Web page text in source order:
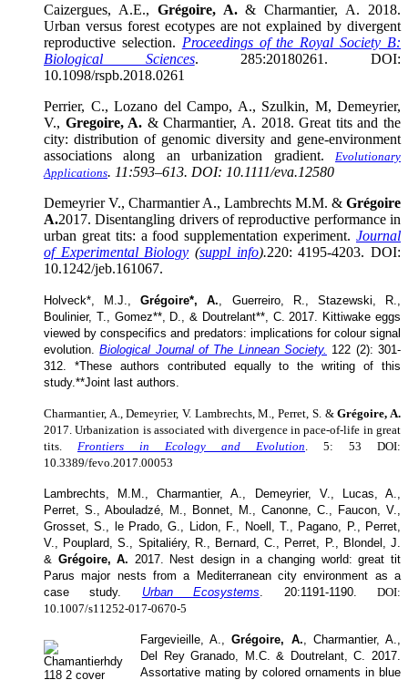
Caizergues, A.E., Grégoire, A.& Charmantier, A. 2018.
Urban versus forest ecotypes are not explained by divergent
reproductive selection. Proceedings of the Royal Society B:
Biological Sciences. 285:20180261. DOI:
10.1098/rspb.2018.0261
Perrier, C., Lozano del Campo, A., Szulkin, M, Demeyrier,
V., Gregoire, A. & Charmantier, A. 2018. Great tits and the
city: distribution of genomic diversity and gene-environment
associations along an urbanization gradient.
Evolutionary
Applications. 11:593–613. DOI: 10.1111/eva.12580
Demeyrier V., Charmantier A., Lambrechts M.M. & Grégoire
A.2017. Disentangling drivers of reproductive performance in
urban great tits: a food supplementation experiment. Journal
of Experimental Biology (suppl info).220: 4195-4203. DOI:
10.1242/jeb.161067.
Holveck*, M.J.,Grégoire*, A. , Guerreiro, R., Stazewski, R.,
Boulinier, T., Gomez**, D., & Doutrelant**, C. 2017. Kittiwake eggs
viewed by conspecifics and predators: implications for colour signal
evolution.Biological Journal of The Linnean Society. 122 (2): 301-
312. *These authors contributed equally to the writing of this
study.**Joint last authors.
Charmantier, A., Demeyrier, V. Lambrechts, M., Perret, S. &Grégoire, A.
2017. Urbanization is associated with divergence in pace-of-life in great
tits. Frontiers in Ecology and Evolution . 5: 53 DOI:
10.3389/fevo.2017.00053
Lambrechts, M.M., Charmantier, A., Demeyrier, V., Lucas, A.,
Perret, S., Abouladzé, M., Bonnet, M., Canonne, C., Faucon, V.,
Grosset, S., le Prado, G., Lidon, F., Noell, T., Pagano, P., Perret,
V., Pouplard, S., Spitaliéry, R., Bernard, C., Perret, P., Blondel, J.
& Grégoire, A. 2017. Nest design in a changing world: great tit
Parus major nests from a Mediterranean city environment as a
case study. Urban Ecosystems . 20:1191-1190.DOI:
10.1007/s11252-017-0670-5
Fargevieille, A.,Grégoire, A. , Charmantier, A.,
Del Rey Granado, M.C. & Doutrelant, C. 2017.
Assortative mating by colored ornaments in blue